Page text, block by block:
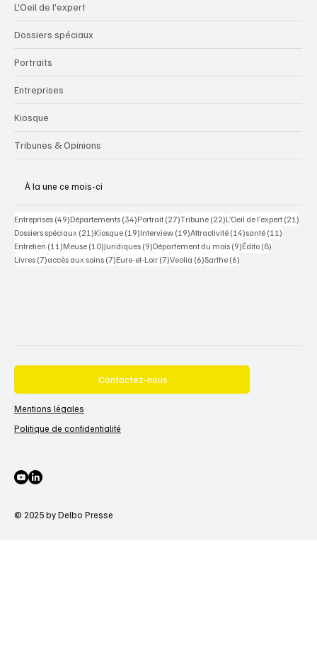
L'Oeil de l'expert
Dossiers spéciaux
Portraits
Entreprises
Kiosque
Tribunes & Opinions
À la une ce mois-ci
Entreprises (49)49 posts
Départements (34)34 posts
Portrait (27)27 posts
Tribune (22)22 posts
L’Oeil de l’expert (21)
Dossiers spéciaux (21)21 posts
Kiosque (19)19 posts
Interview (19)19 posts
Attractivité (14)14 posts
santé (11)
Entretien (11)11 posts
Meuse (10)10 posts
Juridiques (9)9 posts
Département du mois (9)9 posts
Édito (8)
Livres (7)7 posts
accès aux soins (7)7 posts
Eure-et-Loir (7)7 posts
Veolia (6)6 posts
Sarthe (6)
© 2025 by Delbo Presse
Contactez-nous
Mentions légales
Politique de confidentialité